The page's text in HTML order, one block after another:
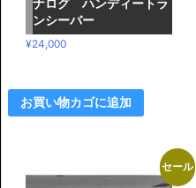
ンシーバー
¥24,000
お買い物カゴに追加
セール